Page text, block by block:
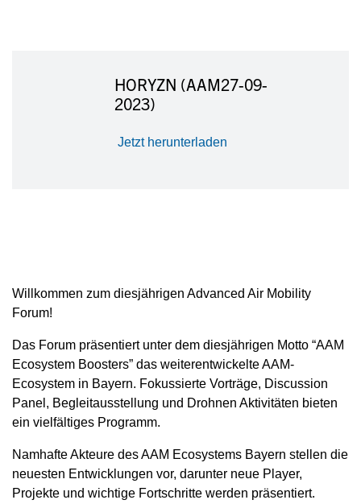
HORYZN (AAM27-09-
2023)
Jetzt herunterladen
Willkommen zum diesjährigen Advanced Air Mobility
Forum!
Das Forum präsentiert unter dem diesjährigen Motto “AAM
Ecosystem Boosters” das weiterentwickelte AAM-
Ecosystem in Bayern. Fokussierte Vorträge, Discussion
Panel, Begleitausstellung und Drohnen Aktivitäten bieten
ein vielfältiges Programm.
Namhafte Akteure des AAM Ecosystems Bayern stellen die
neuesten Entwicklungen vor, darunter neue Player,
Projekte und wichtige Fortschritte werden präsentiert.